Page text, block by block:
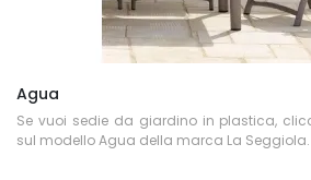
Agua
Se vuoi sedie da giardino in plastica,
sul modello Agua della marca La Seggiola.